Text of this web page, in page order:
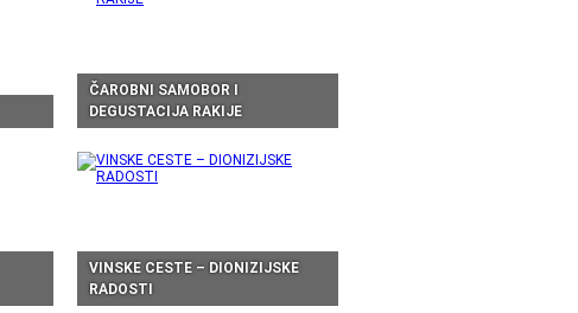
ČAROBNI SAMOBOR I
DEGUSTACIJA RAKIJE
VINSKE CESTE – DIONIZIJSKE
RADOSTI